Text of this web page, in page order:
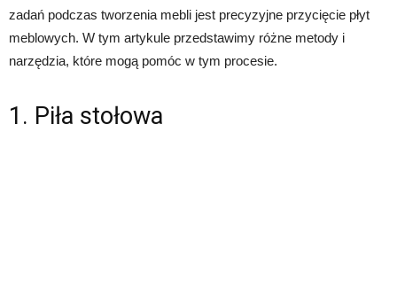
zadań podczas tworzenia mebli jest precyzyjne przycięcie płyt
meblowych. W tym artykule przedstawimy różne metody i
narzędzia, które mogą pomóc w tym procesie.
1. Piła stołowa